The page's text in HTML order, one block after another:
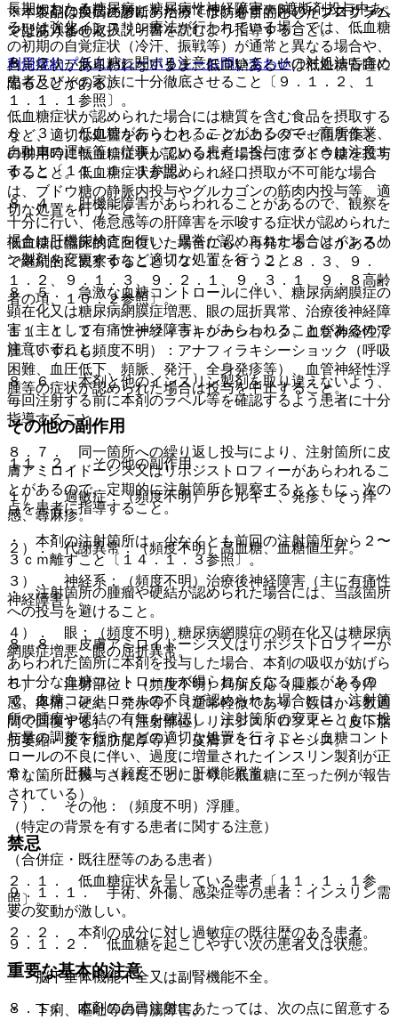
・ 本剤の自己注射にあたっては、必ず専用のインスリンペ
ン型注入器の取扱説明書を読むよう指導すること。
８．２． 低血糖に関する注意について、その対処法も含め
患者及びその家族に十分徹底させること〔９．１．２、１
１．１．１参照〕。
８．３． 低血糖があらわれることがあるので、高所作業、
自動車の運転等に従事している患者に投与するときは注意す
ること〔１１．１．１参照〕。
８．４． 肝機能障害があらわれることがあるので、観察を
十分に行い、倦怠感等の肝障害を示唆する症状が認められた
場合は肝機能検査を行い、異常が認められた場合はインスリ
ン製剤を変更するなど適切な処置を行うこと。
８．５． 急激な血糖コントロールに伴い、糖尿病網膜症の
顕在化又は糖尿病網膜症増悪、眼の屈折異常、治療後神経障
害（主として有痛性神経障害）があらわれることがあるので
注意すること。
８．６． 本剤と他のインスリン製剤を取り違えないよう、
毎回注射する前に本剤のラベル等を確認するよう患者に十分
指導すること。
８．７． 同一箇所への繰り返し投与により、注射箇所に皮
膚アミロイドーシス又はリポジストロフィーがあらわれるこ
とがあるので、定期的に注射箇所を観察するとともに、次の
点を患者に指導すること。
・ 本剤の注射箇所は、少なくとも前回の注射箇所から２〜
３ｃｍ離すこと〔１４．１．３参照〕。
・ 注射箇所の腫瘤や硬結が認められた場合には、当該箇所
への投与を避けること。
８．８． 皮膚アミロイドーシス又はリポジストロフィーが
あらわれた箇所に本剤を投与した場合、本剤の吸収が妨げら
れ十分な血糖コントロールが得られなくなることがあるの
で、血糖コントロールの不良が認められた場合には、注射箇
所の腫瘤や硬結の有無を確認し、注射箇所の変更とともに投
与量の調整を行うなどの適切な処置を行うこと（血糖コント
ロールの不良に伴い、過度に増量されたインスリン製剤が正
常な箇所に投与されたことにより、低血糖に至った例が報告
されている）。
（特定の背景を有する患者に関する注意）
（合併症・既往歴等のある患者）
９．１．１． 手術、外傷、感染症等の患者：インスリン需
要の変動が激しい。
９．１．２． 低血糖を起こしやすい次の患者又は状態。
・ 脳下垂体機能不全又は副腎機能不全。
・ 下痢、嘔吐等の胃腸障害。
長期にわたる糖尿病、糖尿病性神経障害、β遮断剤投与中あ
るいは強化インスリン療法が行われている場合では、低血糖
の初期の自覚症状（冷汗、振戦等）が通常と異なる場合や、
自覚症状があらわれないまま、低血糖あるいは低血糖昏睡に
陥ることがある。
低血糖症状が認められた場合には糖質を含む食品を摂取する
など、適切な処置を行うこと。α−グルコシダーゼ阻害薬と
の併用時に低血糖症状が認められた場合にはブドウ糖を投与
すること。低血糖症状が認められ経口摂取が不可能な場合
は、ブドウ糖の静脈内投与やグルカゴンの筋肉内投与等、適
切な処置を行うこと。
低血糖は臨床的に回復した場合にも、再発することがあるの
で継続的に観察すること〔２．１、８．２、８．３、９．
１．２、９．１．３、９．２．１、９．３．１、９．８高齢
者の項、１０．２参照〕。
１１．１．２． アナフィラキシーショック、血管神経性浮
腫（いずれも頻度不明）：アナフィラキシーショック（呼吸
困難、血圧低下、頻脈、発汗、全身発疹等）、血管神経性浮
腫等の症状が認められた場合は投与を中止すること。
その他の副作用
１１．２． その他の副作用
１）． 過敏症：（頻度不明）アレルギー、発疹、そう痒
感、蕁麻疹。
２）． 代謝異常：（頻度不明）高血糖、血糖値上昇。
３）． 神経系：（頻度不明）治療後神経障害（主に有痛性
神経障害）。
４）． 眼：（頻度不明）糖尿病網膜症の顕在化又は糖尿病
網膜症増悪、眼の屈折異常。
５）． 注射部位：（頻度不明）局所反応（腫脹、そう痒
感、疼痛、硬結、発赤等）［通常軽微であり、数日から数週
間で回復する］、（注射部位）リポジストロフィー（皮下脂
肪萎縮・皮下脂肪肥厚等）、皮膚アミロイドーシス。
６）． 肝臓：（頻度不明）肝機能異常。
７）． その他：（頻度不明）浮腫。
禁忌
２．１． 低血糖症状を呈している患者〔１１．１．１参
照〕。
２．２． 本剤の成分に対し過敏症の既往歴のある患者。
重要な基本的注意
８．１． 本剤の自己注射にあたっては、次の点に留意する
※本製品は疾病の診断・治療・予防を目的としたプログラム
ではありません。
利用規約プライバシーポリシーお問い合わせ